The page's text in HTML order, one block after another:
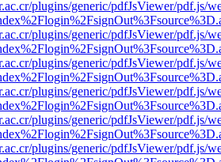
plugins/generic/pdfJsViewer/pdf.js/
plugins/generic/pdfJsViewer/pdf.js/
plugins/generic/pdfJsViewer/pdf.js/
plugins/generic/pdfJsViewer/pdf.js/
plugins/generic/pdfJsViewer/pdf.js/
plugins/generic/pdfJsViewer/pdf.js/